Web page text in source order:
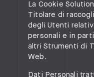
La Cookie
Titolare di
degli Utenti
personali e in
altri Strumenti di
Web.
Dati Personali